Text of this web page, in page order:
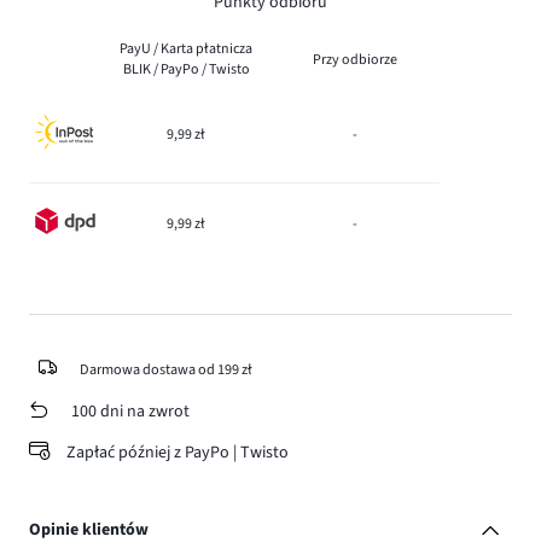
PayU / Karta płatnicza
BLIK / PayPo / Twisto
Przy odbiorze
9,99 zł -
9,99 zł -
Darmowa dostawa od 199 zł
100 dni na zwrot
Zapłać później z PayPo | Twisto
Opinie klientów